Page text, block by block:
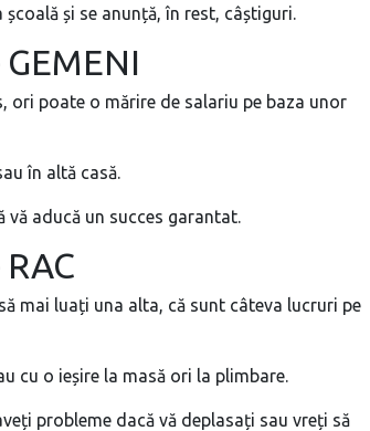
și se anunță, în rest, câștiguri.
ori poate o mărire de salariu pe baza unor
în altă casă.
vă aducă un succes garantat.
mai luați una alta, că sunt câteva lucruri pe
cu o ieșire la masă ori la plimbare.
probleme dacă vă deplasați sau vreți să